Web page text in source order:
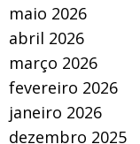
maio 2026
abril 2026
março 2026
fevereiro 2026
janeiro 2026
dezembro 2025